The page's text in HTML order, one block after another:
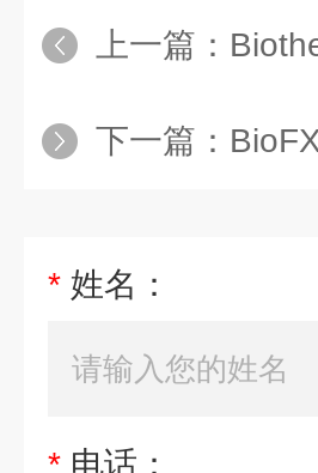
上一篇：
下一篇：
* 姓名：
* 电话：